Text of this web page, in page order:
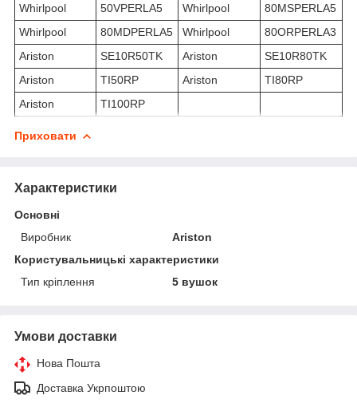
Whirlpool 50VPERLA5 Whirlpool
80MSPERLA5
Whirlpool
80MDPERLA5 Whirlpool
80ORPERLA3
Ariston
SE10R50TK Ariston
SE10R80TK
Ariston
TI50RP Ariston
TI80RP
Ariston
TI100RP
Приховати
Характеристики
Основні
Виробник
Ariston
Користувальницькі характеристики
Тип кріплення
5 вушок
Умови доставки
Нова Пошта
Доставка Укрпоштою